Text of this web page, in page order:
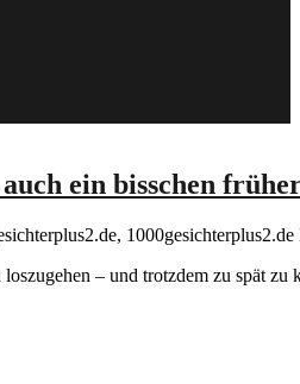
ein bisschen
1000gesichterplus2.de
– und trotzdem zu spät zu